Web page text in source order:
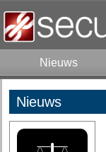
Nieuws
Nieuws